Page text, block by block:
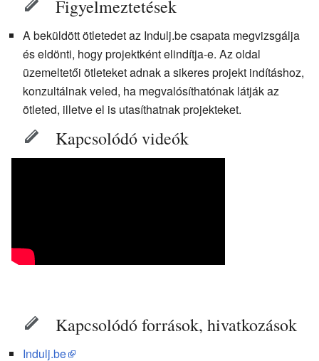
Figyelmeztetések
A beküldött ötletedet az Indulj.be csapata megvizsgálja
és eldönti, hogy projektként elindítja-e. Az oldal
üzemeltetői ötleteket adnak a sikeres projekt indításhoz,
konzultálnak veled, ha megvalósíthatónak látják az
ötleted, illetve el is utasíthatnak projekteket.
Kapcsolódó videók
Kapcsolódó források, hivatkozások
Indulj.be